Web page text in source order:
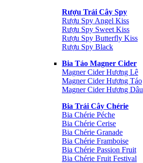
Rượu Trái Cây Spy
Rượu Spy Angel Kiss
Rượu Spy Sweet Kiss
Rượu Spy Butterfly Kiss
Rượu Spy Black
Bia Táo Magner Cider
Magner Cider Hương Lê
Magner Cider Hương Táo
Magner Cider Hương Dâu
Bia Trái Cây Chérie
Bia Chérie Péche
Bia Chérie Cerise
Bia Chérie Granade
Bia Chérie Framboise
Bia Chérie Passion Fruit
Bia Chérie Fruit Festival